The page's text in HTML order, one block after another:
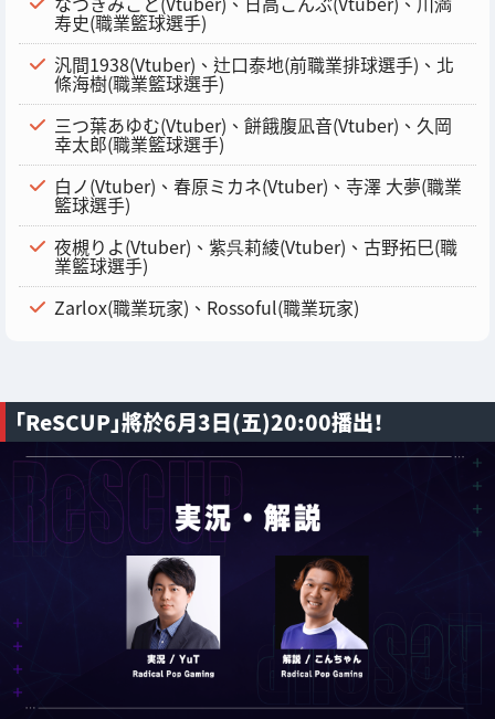
寿史(職業籃球選手)
汎間1938(Vtuber)、辻口泰地(前職業排球選手)、北
條海樹(職業籃球選手)
三つ葉あゆむ(Vtuber)、餅餓腹凪音(Vtuber)、久岡
幸太郎(職業籃球選手)
白ノ(Vtuber)、春原ミカネ(Vtuber)、寺澤 大夢(職業
籃球選手)
夜槻りよ(Vtuber)、紫呉莉綾(Vtuber)、古野拓巳(職
業籃球選手)
Zarlox(職業玩家)、Rossoful(職業玩家)
「ReSCUP」將於6月3日(五)20:00播出！